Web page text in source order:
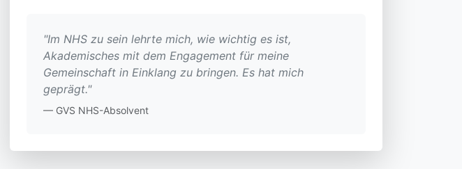
"Im NHS zu sein lehrte mich, wie wichtig es ist,
Akademisches mit dem Engagement für meine
Gemeinschaft in Einklang zu bringen. Es hat mich
geprägt."
— GVS NHS-Absolvent